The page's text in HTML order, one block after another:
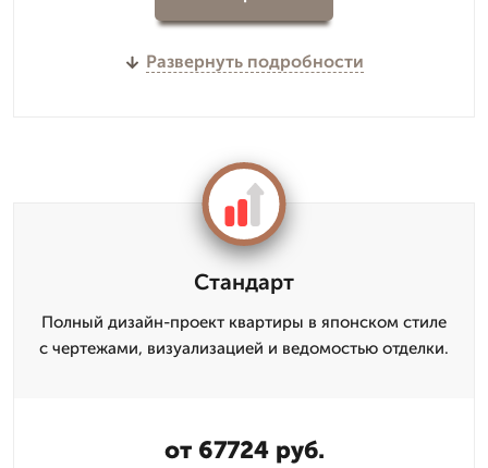
Развернуть подробности
Стандарт
Полный дизайн-проект квартиры в японском стиле
с чертежами, визуализацией и ведомостью отделки.
от 67724 руб.